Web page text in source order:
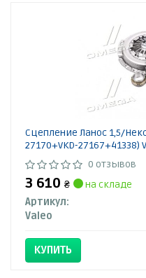
Сцепление Ланос 1,5/
27170+VKD-27167+41338)
0 отзывов
3 610 ₴
на складе
Артикул:
Valeo
КУПИТЬ